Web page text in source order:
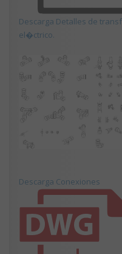
Descarga Detalles de
el�ctrico.
Descarga Conexiones